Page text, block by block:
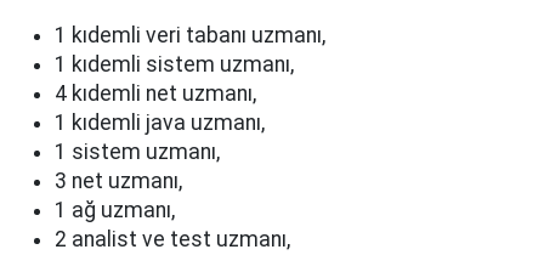
1 kıdemli veri tabanı uzmanı,
1 kıdemli sistem uzmanı,
4 kıdemli net uzmanı,
1 kıdemli java uzmanı,
1 sistem uzmanı,
3 net uzmanı,
1 ağ uzmanı,
2 analist ve test uzmanı,